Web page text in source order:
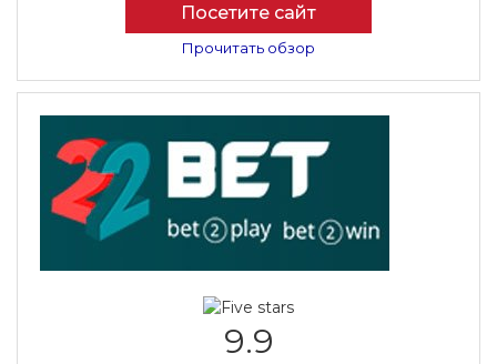
Посетите сайт
Прочитать обзор
9.9